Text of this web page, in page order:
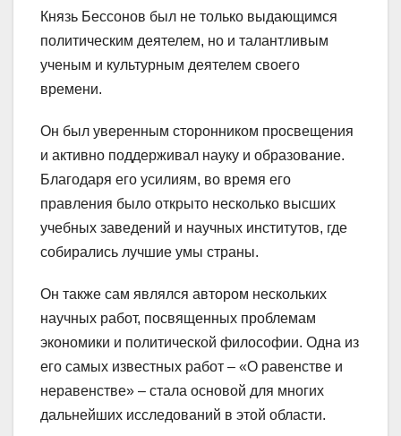
Князь Бессонов был не только выдающимся
политическим деятелем, но и талантливым
ученым и культурным деятелем своего
времени.
Он был уверенным сторонником просвещения
и активно поддерживал науку и образование.
Благодаря его усилиям, во время его
правления было открыто несколько высших
учебных заведений и научных институтов, где
собирались лучшие умы страны.
Он также сам являлся автором нескольких
научных работ, посвященных проблемам
экономики и политической философии. Одна из
его самых известных работ – «О равенстве и
неравенстве» – стала основой для многих
дальнейших исследований в этой области.